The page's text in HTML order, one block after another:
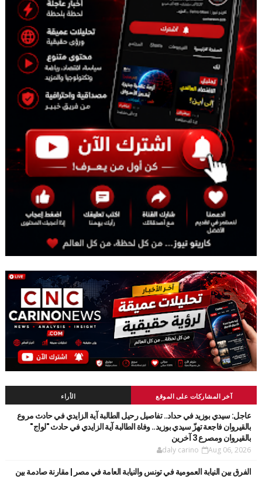
آخر المشاركات على الموقع الأراء
عاجل: سيدي بوزيد في حداد.. تفاصيل رحيل الطالبة آية الزايدي في حادث مروع
بالقيروان فاجعة تهزّ سيدي بوزيد.. وفاة الطالبة آية الزايدي في حادث "لواج"
بالقيروان ومصرع 3 آخرين
daly carino Aug 06, 2026
الفرق بين النيابة العمومية في تونس والنيابة العامة في مصر | مقارنة صادمة بين